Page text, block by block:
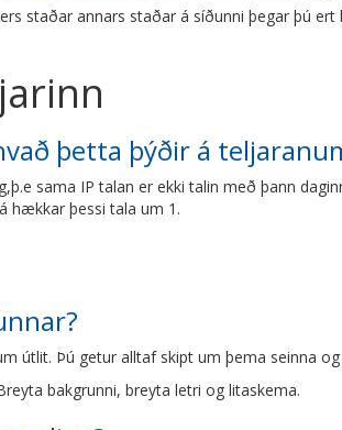
staðar annars staðar á síðunni þegar þú
þetta þýðir á
sama IP talan er ekki talin með þann
hækkar þessi tala um 1.
útlit. Þú getur alltaf skipt um þema seinna
bakgrunni, breyta letri og litaskema.